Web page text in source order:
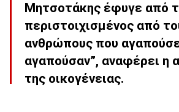
Μητσοτάκης έφυγε από
περιστοιχισμένος από
ανθρώπους που
αγαπούσαν”, αναφέρει η
της οικογένειας.